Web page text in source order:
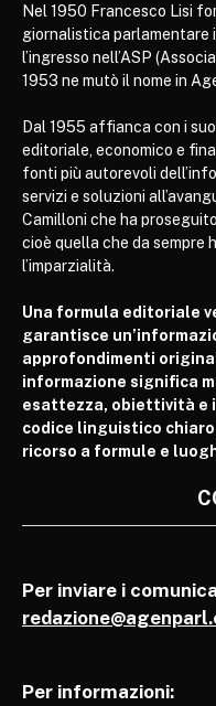
Nel 1950 Francesco Lisi
giornalistica parlamentare
l’ingresso nell’ASP
1953 ne mutò il nome in
Dal 1955 affianca con i
editoriale, economico e
fonti più autorevoli
servizi e soluzioni
Camilloni che ha
cioè quella che da sempre
l’imparzialità.
Una formula editoriale
garantisce
approfondimenti
informazione significa
esattezza, obiettività e
codice linguistico
ricorso a formule e
Per inviare i
Per informazioni: